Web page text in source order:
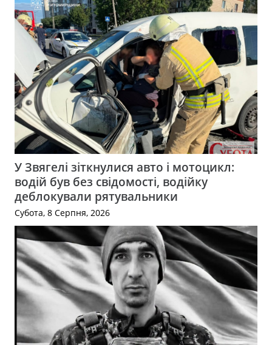
У Звягелі зіткнулися авто і мотоцикл:
водій був без свідомості, водійку
деблокували рятувальники
Субота, 8 Серпня, 2026